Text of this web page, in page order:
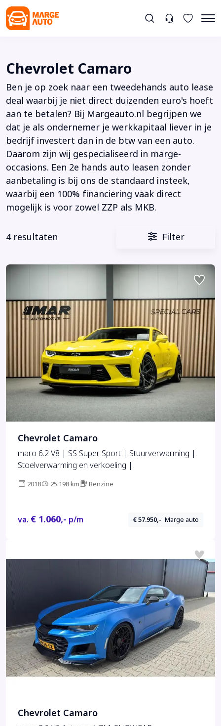
Chevrolet Camaro
Ben je op zoek naar een tweedehands auto lease
deal waarbij je niet direct duizenden euro's hoeft
aan te betalen? Bij Margeauto.nl begrijpen we
dat je als ondernemer je werkkapitaal liever in je
bedrijf investert dan in de btw van een auto.
Daarom zijn wij gespecialiseerd in marge-
occasions. Een 2e hands auto leasen zonder
aanbetaling is bij ons de standaard insteek,
waarbij een 100% financiering vaak direct
mogelijk is voor zowel ZZP als MKB.
4 resultaten Filter
Chevrolet Camaro
maro 6.2 V8 | SS Super Sport | Stuurverwarming |
Stoelverwarming en verkoeling |
2018 25.198 km Benzine
va. € 1.060,- p/m € 57.950,- Marge auto
Chevrolet Camaro